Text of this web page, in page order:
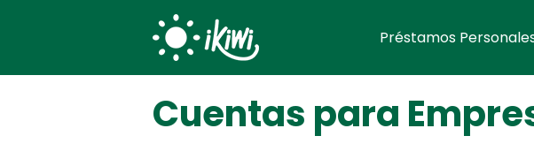
Préstamos
Cuentas para